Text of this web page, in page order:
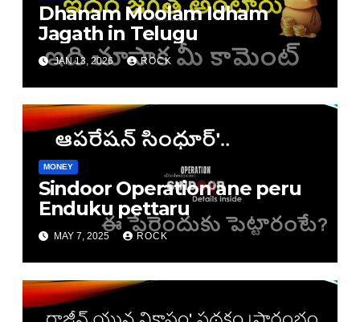
Dhanam Moolam Idham
Jagath in Telugu
JAN 13, 2026 ROCK
MONEY
Sindoor Operation ane peru
Enduku pettaru
MAY 7, 2025 ROCK